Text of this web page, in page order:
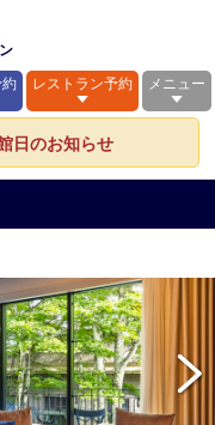
レストラン予約 メニュー
日のお知らせ